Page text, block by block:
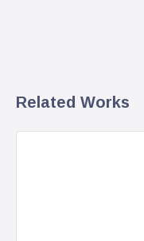
Related Works